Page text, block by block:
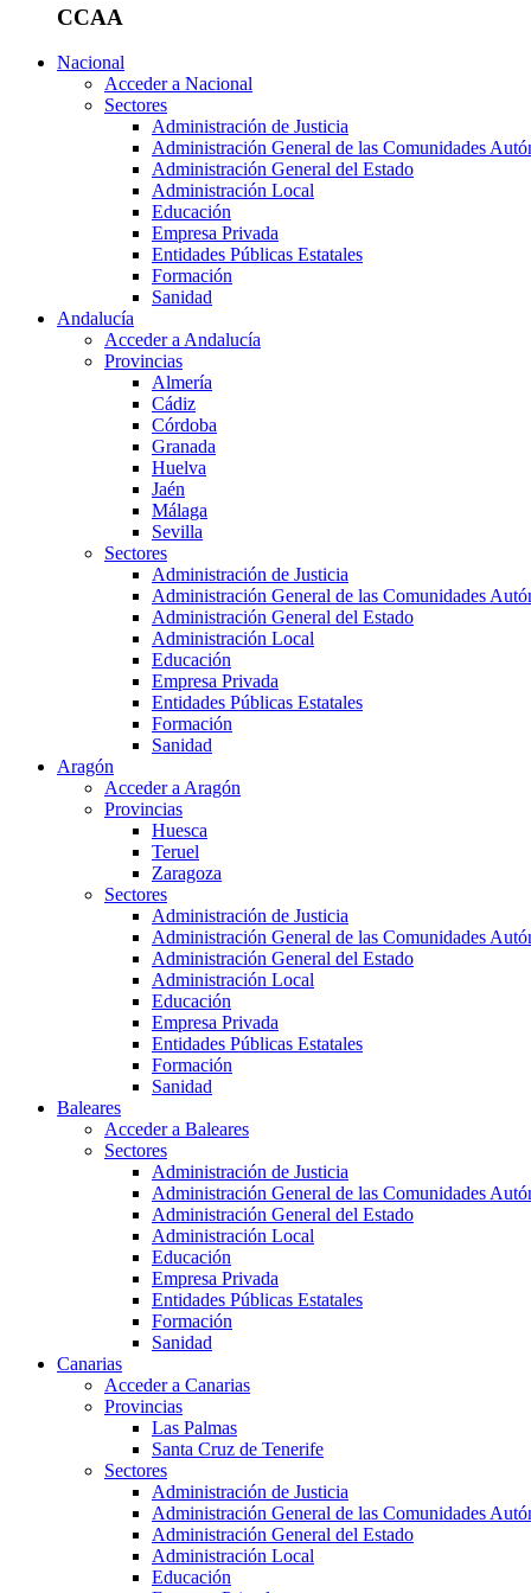
CCAA
Nacional
Acceder a Nacional
Sectores
Administración de Justicia
Administración General de las Comunidades
Administración General del Estado
Administración Local
Educación
Empresa Privada
Entidades Públicas Estatales
Formación
Sanidad
Andalucía
Acceder a Andalucía
Provincias
Almería
Cádiz
Córdoba
Granada
Huelva
Jaén
Málaga
Sevilla
Sectores
Administración de Justicia
Administración General de las Comunidades
Administración General del Estado
Administración Local
Educación
Empresa Privada
Entidades Públicas Estatales
Formación
Sanidad
Aragón
Acceder a Aragón
Provincias
Huesca
Teruel
Zaragoza
Sectores
Administración de Justicia
Administración General de las Comunidades
Administración General del Estado
Administración Local
Educación
Empresa Privada
Entidades Públicas Estatales
Formación
Sanidad
Baleares
Acceder a Baleares
Sectores
Administración de Justicia
Administración General de las Comunidades
Administración General del Estado
Administración Local
Educación
Empresa Privada
Entidades Públicas Estatales
Formación
Sanidad
Canarias
Acceder a Canarias
Provincias
Las Palmas
Santa Cruz de Tenerife
Sectores
Administración de Justicia
Administración General de las Comunidades
Administración General del Estado
Administración Local
Educación